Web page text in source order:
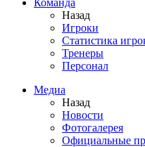
Команда
Назад
Игроки
Статистика
Тренеры
Персонал
Медиа
Назад
Новости
Фотогалерея
Официальные